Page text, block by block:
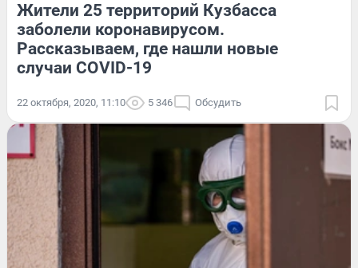
Жители 25 территорий Кузбасса
заболели коронавирусом.
Рассказываем, где нашли новые
случаи COVID-19
22 октября, 2020, 11:10 5 346 Обсудить